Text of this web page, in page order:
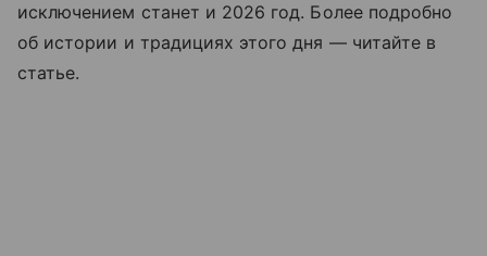
исключением станет и 2026 год. Более подробно
об истории и традициях этого дня — читайте в
статье.